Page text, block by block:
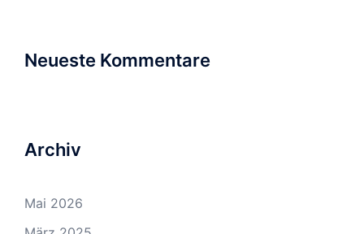
Neueste Kommentare
Archiv
Mai 2026